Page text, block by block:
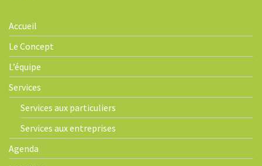
Accueil
Le Concept
L’équipe
Services
Services aux particuliers
Services aux entreprises
Agenda